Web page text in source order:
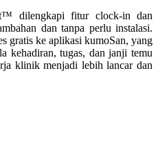
dilengkapi fitur clock-in dan
dan tanpa perlu instalasi.
gratis ke aplikasi kumoSan, yang
kehadiran, tugas, dan janji temu
klinik menjadi lebih lancar dan